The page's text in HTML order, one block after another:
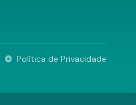
Política de Privacidade